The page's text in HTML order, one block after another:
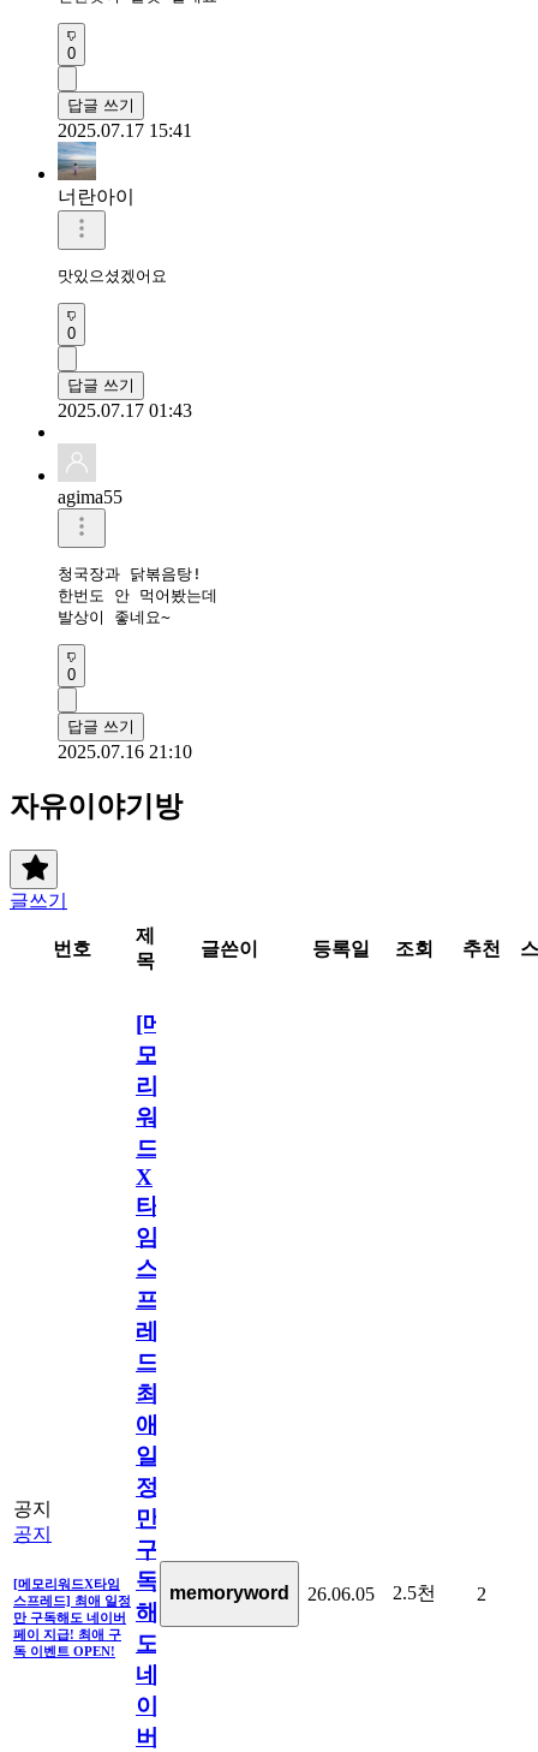
0
답글 쓰기
2025.07.17 15:41
너란아이
맛있으셨겠어요
0
답글 쓰기
2025.07.17 01:43
agima55
청국장과 닭볶음탕!
한번도 안 먹어봤는데
0
답글 쓰기
2025.07.16 21:10
자유이야기방
글쓰기
번호
제
목
글쓴이 등록일 조회 추천
공지
공지
[메모리워드X타임
스프레드] 최애 일정
만 구독해도 네이버
페이 지급! 최애 구
독 이벤트 OPEN!
[메
모
리
워
드
X
타
임
스
프
레
드]
최
애
일
정
만
구
독
해
도
네
이
버
memoryword 26.06.05 2.5천 2